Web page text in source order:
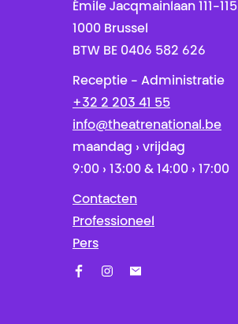
Émile Jacqmainlaan 111-115
1000 Brussel
BTW BE 0406 582 626
Receptie - Administratie
+32 2 203 41 55
info@theatrenational.be
maandag › vrijdag
9:00 › 13:00 & 14:00 › 17:00
Contacten
Professioneel
Pers